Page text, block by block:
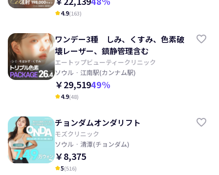
kid_star4.9(163)
ワンデー3種 しみ、くすみ、色素破
壊レーザー、鎮静管理含む
エートップビューティークリニック
ソウル · 江南駅(カンナム駅)
￥29,51949%
kid_star4.9(48)
チョンダムオンダリフト
モズクリニック
ソウル · 清潭(チョンダム)
￥8,375
kid_star5(516)